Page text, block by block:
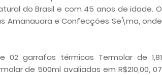
do Brasil e com 45 anos de idade. O
Amanauara e Confecções Se\ma, onde
garrafas térmicas Termolar de 1,81
de 500ml avaliadas em R$210,00, 07